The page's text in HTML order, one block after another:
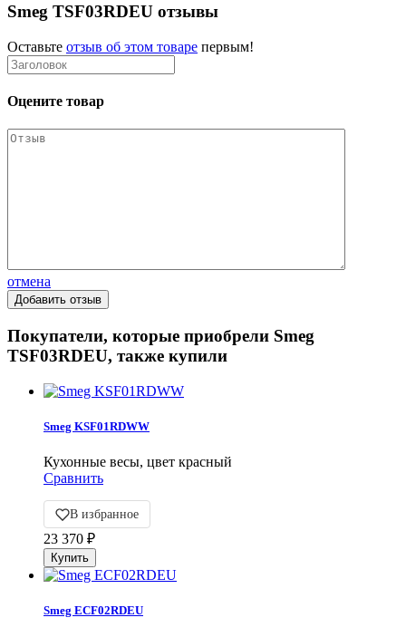
Smeg TSF03RDEU отзывы
Оставьте отзыв об этом товаре первым!
Оцените товар
отмена
Покупатели, которые приобрели Smeg
TSF03RDEU, также купили
Smeg KSF01RDWW
Кухонные весы, цвет красный
Сравнить
В избранное
23 370 ₽
Smeg ECF02RDEU